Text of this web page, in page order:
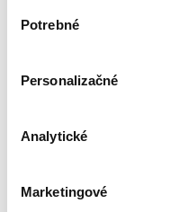
nám pomohlo, keby
súhlasu
Potrebné
Personalizačné
Analytické
Marketingové
Bestsellery
Najdrahšie
Najlacnejšie